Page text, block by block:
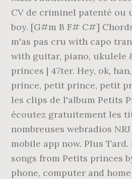
CV de criminel patenté ou
boy. [G#m B F# C#]
m'as pas cru with capo
with guitar, piano, ukulele
princes | 47ter. Hey, ok,
prince, petit prince, petit
les clips de l'album Petits
écoutez gratuitement les
nombreuses webradios
mobile app now. Plus
songs from Petits princes
phone, computer and